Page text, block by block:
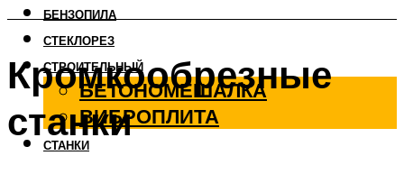
БЕНЗОПИЛА
СТЕКЛОРЕЗ
СТРОИТЕЛЬНЫЙ
БЕТОНОМЕШАЛКА
ВИБРОПЛИТА
СТАНКИ
Кромкообрезные
станки